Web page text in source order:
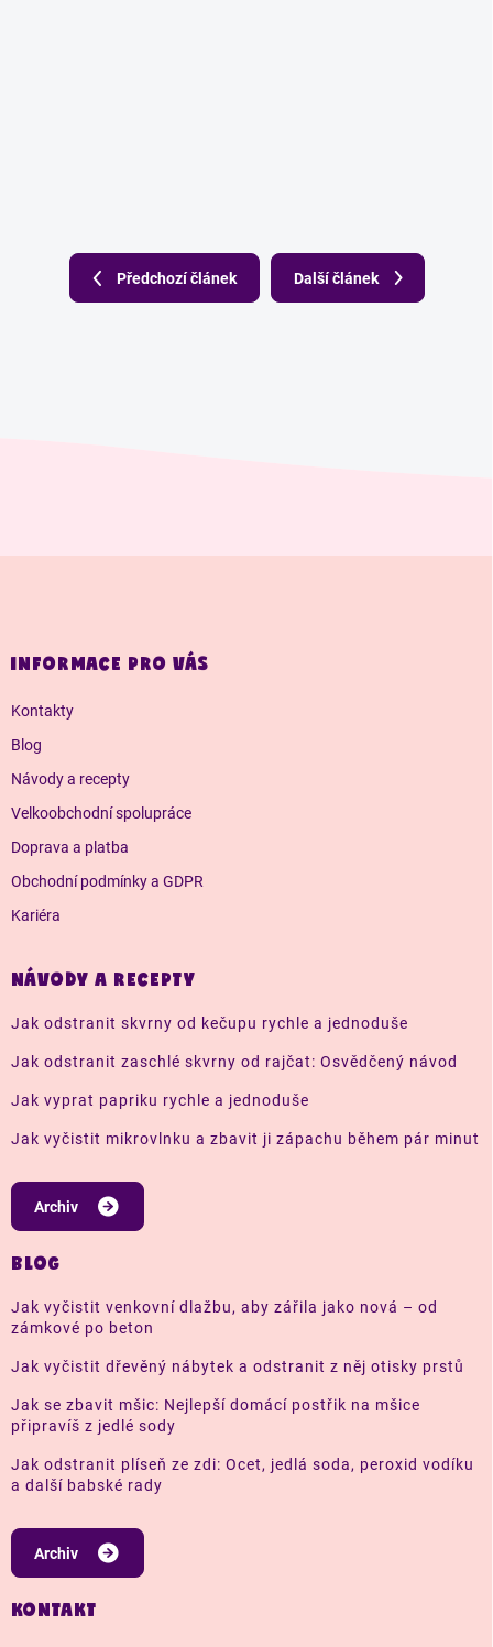
Předchozí článek Další článek
a INFORMACE PRO VÁS
Kontakty
Blog
Návody a recepty
Velkoobchodní spolupráce
Doprava a platba
Obchodní podmínky a GDPR
Kariéra
NÁVODY A RECEPTY
Jak odstranit skvrny od kečupu rychle a jednoduše
Jak odstranit zaschlé skvrny od rajčat: Osvědčený návod
Jak vyprat papriku rychle a jednoduše
Jak vyčistit mikrovlnku a zbavit ji zápachu během pár minut
Archiv
BLOG
Jak vyčistit venkovní dlažbu, aby zářila jako nová – od
zámkové po beton
Jak vyčistit dřevěný nábytek a odstranit z něj otisky prstů
Jak se zbavit mšic: Nejlepší domácí postřik na mšice
připravíš z jedlé sody
Jak odstranit plíseň ze zdi: Ocet, jedlá soda, peroxid vodíku
a další babské rady
Archiv
KONTAKT